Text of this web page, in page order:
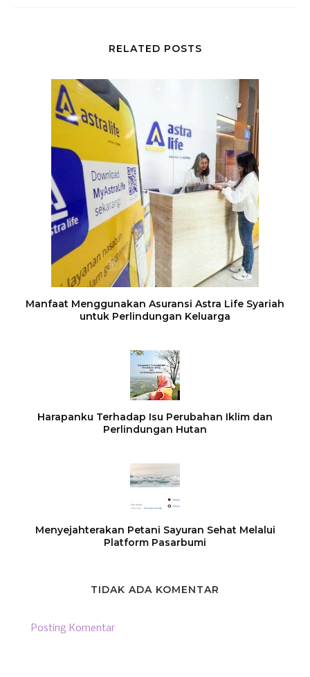
RELATED POSTS
Manfaat Menggunakan Asuransi Astra Life Syariah
untuk Perlindungan Keluarga
Harapanku Terhadap Isu Perubahan Iklim dan
Perlindungan Hutan
Menyejahterakan Petani Sayuran Sehat Melalui
Platform Pasarbumi
TIDAK ADA KOMENTAR
Posting Komentar